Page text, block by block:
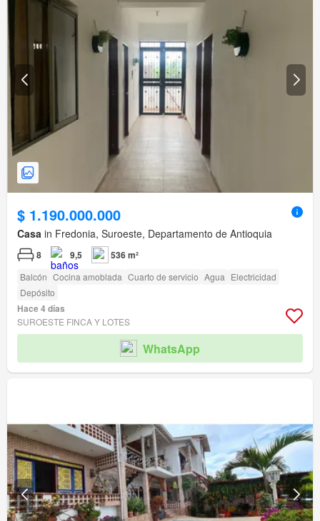
$ 1.190.000.000
Casa in Fredonia, Suroeste, Departamento de Antioquia
8 9,5 536 m²
Balcón Cocina amoblada Cuarto de servicio Agua Electricidad
Depósito
Hace 4 días
SUROESTE FINCA Y LOTES
WhatsApp